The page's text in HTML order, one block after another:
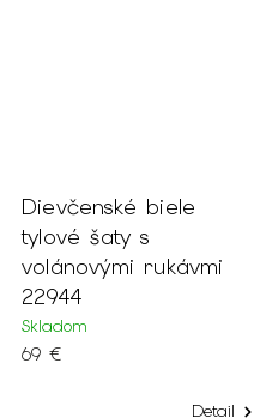
Dievčenské biele
tylové šaty s
volánovými rukávmi
22944
Skladom
69 €
Detail